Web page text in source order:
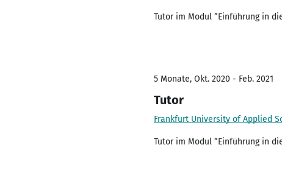
Tutor im Modul ”Einführung in
5 Monate, Okt. 2020 - Feb. 2021
Tutor
Frankfurt University of Applied
Tutor im Modul ”Einführung in